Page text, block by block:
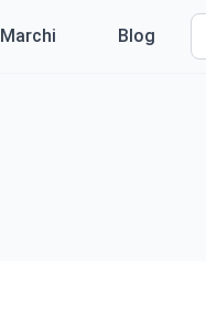
Marchi Blog